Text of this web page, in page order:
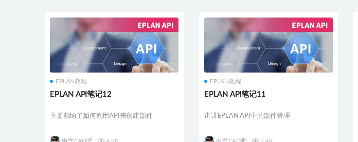
EPLAN教程
EPLAN API笔记12
主要归纳了如何利用API来创建部件
EPLAN教程
EPLAN API笔记11
讲讲EPLAN API中的部件管理